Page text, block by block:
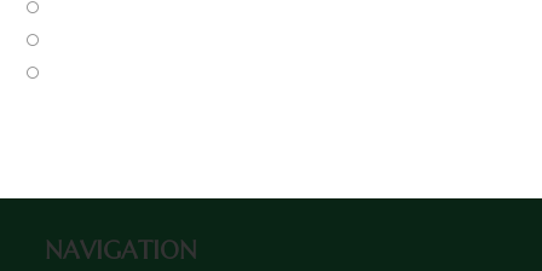
tab
NAVIGATION